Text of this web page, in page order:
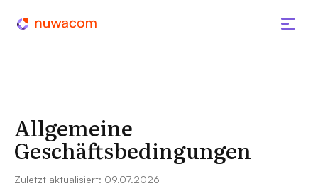
Allgemeine
Geschäftsbedingungen
Zuletzt aktualisiert: 09.07.2026